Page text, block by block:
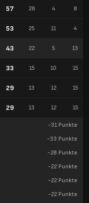
57 28 4 8
53 25 11 4
43 22 5 13
33 15 10 15
29 13 12 15
29 13 12 15
-31 Punkte
-33 Punkte
-28 Punkte
-22 Punkte
-22 Punkte
-22 Punkte